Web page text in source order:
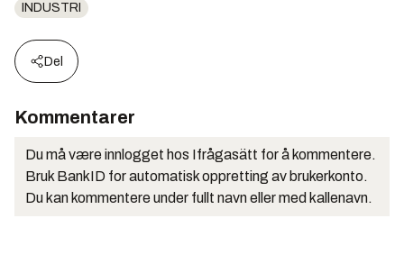
INDUSTRI
Del
Kommentarer
Du må være innlogget hos Ifrågasätt for å kommentere.
Bruk BankID for automatisk oppretting av brukerkonto.
Du kan kommentere under fullt navn eller med kallenavn.